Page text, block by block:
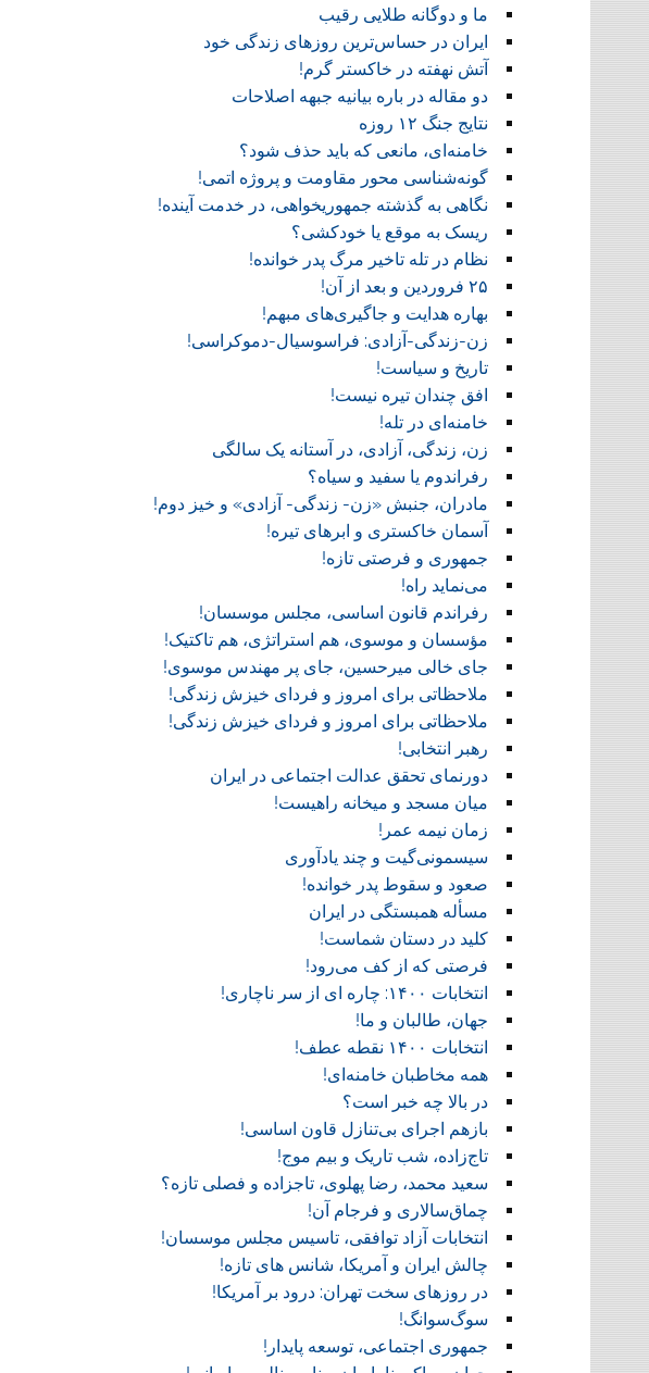
ما و دوگانه طلایی رقیب
ایران در حساس‌ترین روزهای زندگی خود
آتش نهفته در خاکستر گرم!
دو مقاله در باره بیانیه جبهه اصلاحات
نتایج جنگ ۱۲ روزه
خامنه‌ای، مانعی که باید حذف شود؟
گونه‌شناسی محور مقاومت و پروژه اتمی!
نگاهی به گذشته جمهوریخواهی، در خدمت آینده!
ریسک به موقع یا خودکشی؟
نظام در تله تاخیر مرگ پدر خوانده!
۲۵ فروردین و بعد از آن!
بهاره هدایت و جاگیری‌های مبهم!
زن-زندگی-آزادی: فراسوسیال-دموکراسی!
تاریخ و سیاست!
افق چندان تیره نیست!
خامنه‌ای در تله!
زن، زندگی، آزادی، در آستانه یک سالگی
رفراندوم یا سفید و سیاه؟
مادران، جنبش «زن- زندگی- آزادی» و خیز دوم!
آسمان خاکستری و ابر‌های تیره!
جمهوری و فرصتی تازه!
می‌نماید راه!
رفراندم قانون اساسی، مجلس موسسان!
مؤسسان و موسوی، هم استراتژی، هم تاکتیک!
جای خالی میرحسین، جای پر مهندس موسوی!
ملاحظاتی برای امروز و فردای خیزش زندگی!
ملاحظاتی برای امروز و فردای خیزش زندگی!
رهبر انتخابی!
دورنمای تحقق عدالت اجتماعی در ایران
میان مسجد و میخانه راهیست!‏
زمان نیمه عمر!‏
سیسمونی‌گیت و چند یادآوری
صعود و سقوط پدر خوانده!‏
مسأله همبستگی در ایران
کلید در دستان شماست!‏
فرصتی که از کف می‌رود!
انتخابات ۱۴۰۰: چاره ای از سر ناچاری!
جهان، طالبان و ما!
انتخابات ۱۴۰۰ نقطه عطف!‏
همه مخاطبان خامنه‌ای!
در بالا چه خبر است؟‎ ‎
بازهم اجرای بی‌تنازل قاون اساسی!
تاج‌زاده، شب تاریک و بیم موج!
سعید محمد، رضا پهلوی، تاجزاده و فصلی تازه؟
چماق‌سالاری و فرجام آن!‏
انتخابات آزاد توافقی، تاسیس مجلس موسسان!‏
چالش ایران و آمریکا، شانس های تازه!
در روز‌های سخت تهران: درود بر آمریکا!
سوگ‌‌سوانگ!‏
جمهوری اجتماعی، توسعه پایدار!